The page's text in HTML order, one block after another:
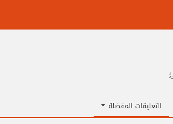
التعليقات المفضلة